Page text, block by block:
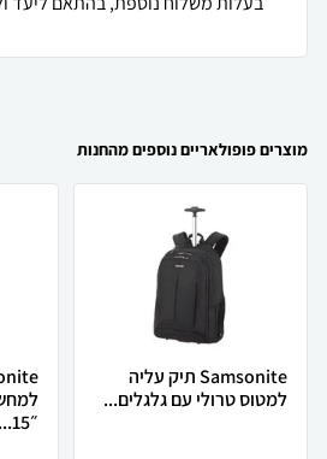
מוצרים פופולאריים נוספים מהחנות
Samsonite תיק עליה
למטוס טרולי עם גלגלים...
״15....